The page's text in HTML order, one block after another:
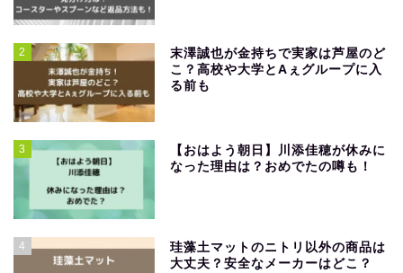
2
末澤誠也が金持ちで実家は芦屋のど
こ？高校や大学とAぇグループに入
る前も
3
【おはよう朝日】川添佳穂が休みに
なった理由は？おめでたの噂も！
4
珪藻土マットのニトリ以外の商品は
大丈夫？安全なメーカーはどこ？